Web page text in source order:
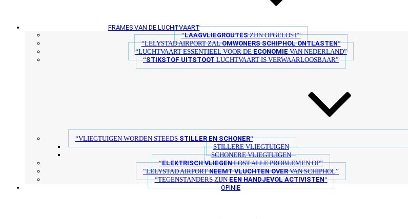
FRAMES VAN DE LUCHTVAART
“LAAGVLIEGROUTESZIJN OPGELOST”
“LELYSTAD AIRPORT ZALOMWONERS SCHIPHOL ONTLASTEN“
“LUCHTVAART ESSENTIEEL VOOR DEECONOMIEVAN NEDERLAND”
“STIKSTOF UITSTOOTLUCHTVAART IS VERWAARLOOSBAAR”
“VLIEGTUIGEN WORDEN STEEDS STILLER EN SCHONER“
STILLERE VLIEGTUIGEN
SCHONERE VLIEGTUIGEN
“ELEKTRISCH VLIEGENLOST ALLE PROBLEMEN OP”
“LELYSTAD AIRPORTNEEMT VLUCHTEN OVERVAN SCHIPHOL”
“TEGENSTANDERS ZIJNEEN HANDJEVOL ACTIVISTEN“
OPINIE